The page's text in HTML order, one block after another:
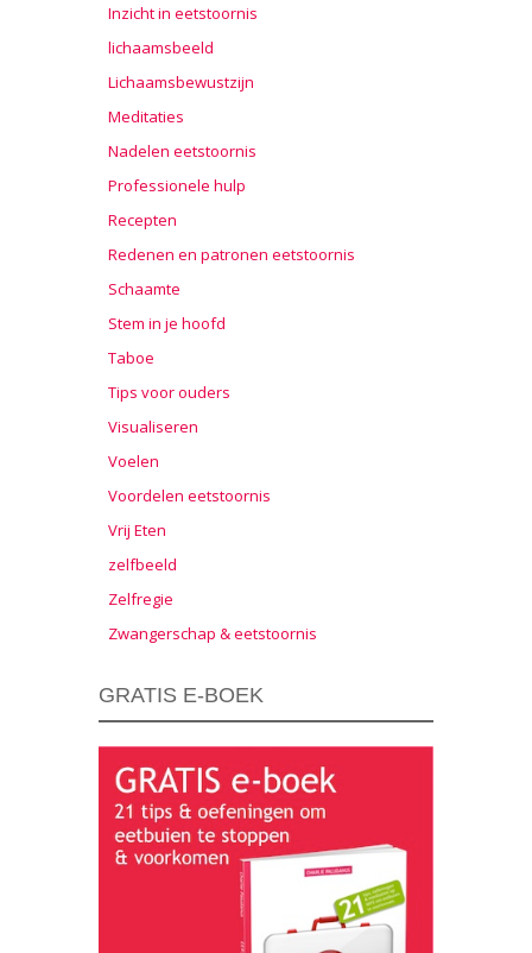
Inzicht in eetstoornis
lichaamsbeeld
Lichaamsbewustzijn
Meditaties
Nadelen eetstoornis
Professionele hulp
Recepten
Redenen en patronen eetstoornis
Schaamte
Stem in je hoofd
Taboe
Tips voor ouders
Visualiseren
Voelen
Voordelen eetstoornis
Vrij Eten
zelfbeeld
Zelfregie
Zwangerschap & eetstoornis
GRATIS E-BOEK